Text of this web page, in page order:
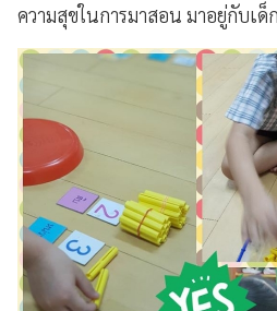
ความสุขในการมาสอน มาอยู่กับเด็